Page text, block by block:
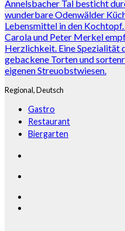
Annelsbacher Tal besticht
wunderbare Odenwälder
Lebensmittel in den
Carola und Peter Merkel
Herzlichkeit. Eine Spezialität
gebackene Torten und
eigenen Streuobstwiesen.
Regional,Deutsch
Gastro
Restaurant
Biergarten